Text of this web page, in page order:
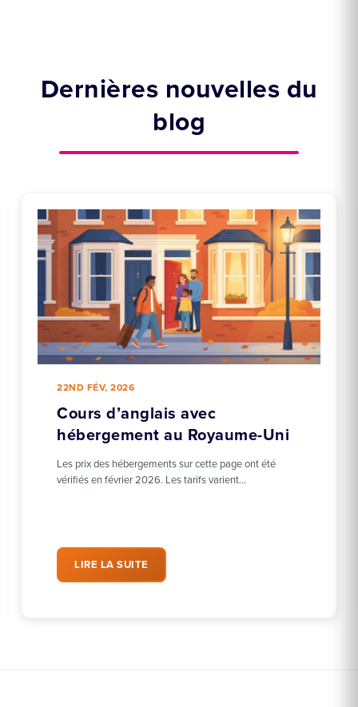
Dernières nouvelles du
blog
22ND FÉV, 2026
Cours d’anglais avec
hébergement au Royaume-Uni
Les prix des hébergements sur cette page ont été
vérifiés en février 2026. Les tarifs varient…
LIRE LA SUITE